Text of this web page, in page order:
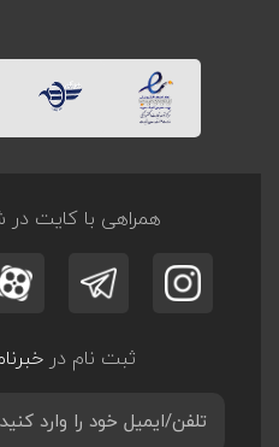
همراهی با کایت
ثبت نام در